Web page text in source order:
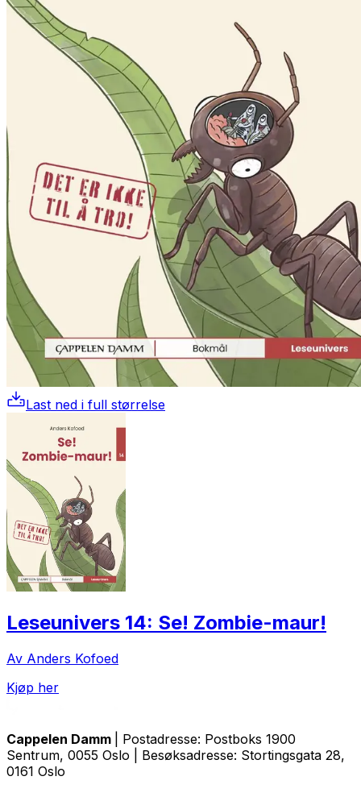
Last ned i full størrelse
Leseunivers 14: Se! Zombie-maur!
Av Anders Kofoed
Kjøp her
Cappelen Damm
| Postadresse: Postboks 1900
Sentrum, 0055 Oslo | Besøksadresse: Stortingsgata 28,
0161 Oslo